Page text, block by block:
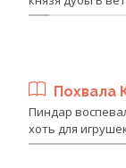
Похвала
Пиндар
хоть для